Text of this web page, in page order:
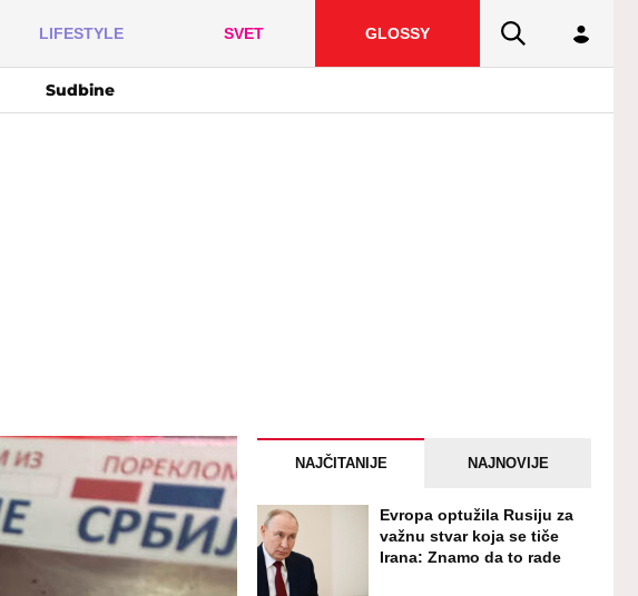
LIFESTYLE SVET GLOSSY
Sudbine
NAJČITANIJE NAJNOVIJE
Evropa optužila Rusiju za
važnu stvar koja se tiče
Irana: Znamo da to rade